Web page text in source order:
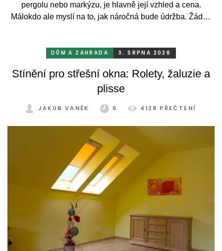
pergolu nebo markýzu, je hlavně její vzhled a cena.
Málokdo ale myslí na to, jak náročná bude údržba. Žádný
mrazu, ale také prachu a pylu, což se na něm dříve či
DŮM A ZAHRADA 3. SRPNA 2026
Stínění pro střešní okna: Rolety, žaluzie a
plisse
JAKUB VANĚK 6 4128 PŘEČTENÍ